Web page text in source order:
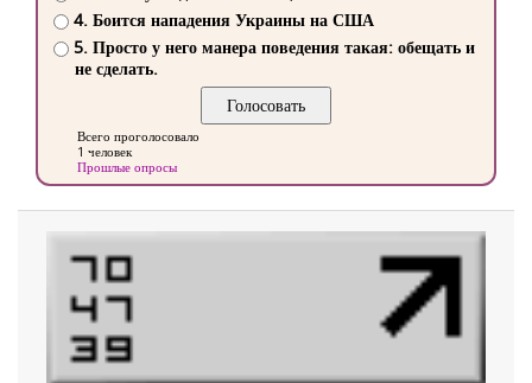
4. Боится нападения Украины на США
5. Просто у него манера поведения такая: обещать и
не сделать.
Всего проголосовало
1 человек
Прошлые опросы